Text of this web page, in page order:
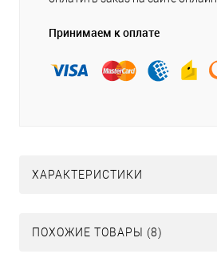
Принимаем к оплате
ХАРАКТЕРИСТИКИ
ПОХОЖИЕ ТОВАРЫ (8)